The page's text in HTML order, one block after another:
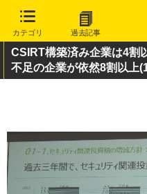
カテゴリ 過去記事
CSIRT構築済み企業は4割
不足の企業が依然8割以上